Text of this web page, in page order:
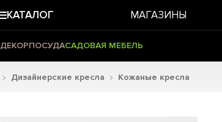
КАТАЛОГ МАГАЗИНЫ
ДЕКОРПОСУДАСАДОВАЯ МЕБЕЛЬ
Дизайнерские кресла Кожаные кресла